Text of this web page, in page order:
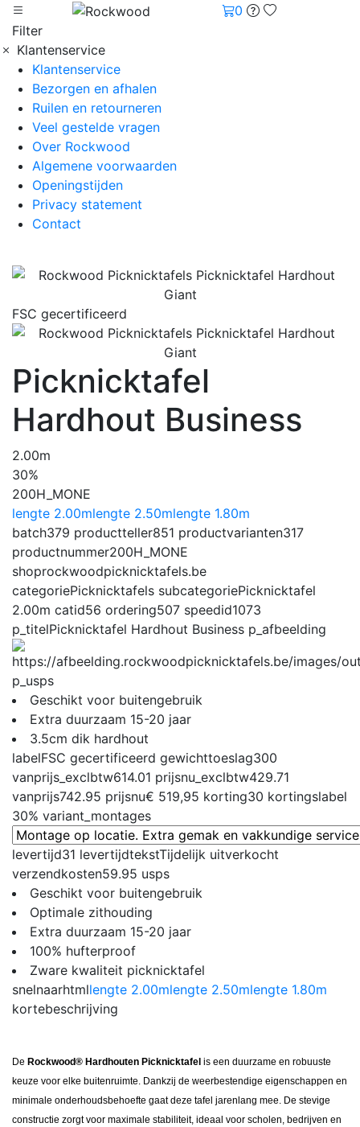
0
Filter
Klantenservice
Klantenservice
Bezorgen en afhalen
Ruilen en retourneren
Veel gestelde vragen
Over Rockwood
Algemene voorwaarden
Openingstijden
Privacy statement
Contact
FSC gecertificeerd
Picknicktafel
Hardhout Business
2.00m
30%
200H_MONE
lengte 2.00mlengte 2.50mlengte 1.80m
batch379 productteller851 productvarianten317
productnummer200H_MONE
shoprockwoodpicknicktafels.be
categoriePicknicktafels subcategoriePicknicktafel
2.00m catid56 ordering507 speedid1073
p_titelPicknicktafel Hardhout Business p_afbeelding
p_usps
Geschikt voor buitengebruik
Extra duurzaam 15-20 jaar
3.5cm dik hardhout
labelFSC gecertificeerd gewichttoeslag300
vanprijs_exclbtw614.01 prijsnu_exclbtw429.71
vanprijs742.95 prijsnu€ 519,95 korting30 kortingslabel
30% variant_montages
levertijd31 levertijdtekstTijdelijk uitverkocht
verzendkosten59.95 usps
Geschikt voor buitengebruik
Optimale zithouding
Extra duurzaam 15-20 jaar
100% hufterproof
Zware kwaliteit picknicktafel
snelnaarhtmllengte 2.00mlengte 2.50mlengte 1.80m
kortebeschrijving
De Rockwood® Hardhouten Picknicktafel is een duurzame en robuuste
keuze voor elke buitenruimte. Dankzij de weerbestendige eigenschappen en
minimale onderhoudsbehoefte gaat deze tafel jarenlang mee. De stevige
constructie zorgt voor maximale stabiliteit, ideaal voor scholen, bedrijven en